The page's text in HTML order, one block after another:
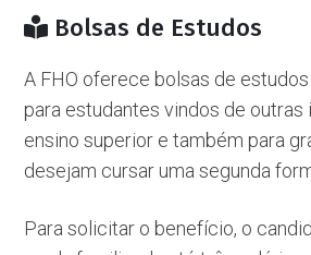
Bolsas de Estudos
A FHO oferece bolsas de
para estudantes vindos de
ensino superior e também para
desejam cursar uma segunda
Para solicitar o benefício, o